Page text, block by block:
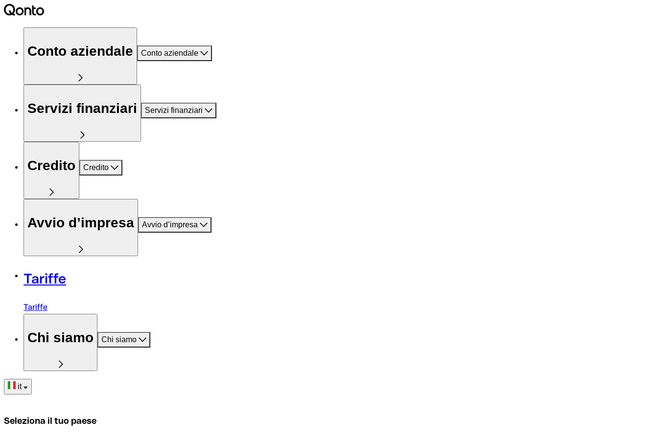
Conto aziendale Conto aziendale
Servizi finanziari Servizi finanziari
Credito Credito
Avvio d’impresa Avvio d’impresa
Tariffe
Tariffe
Chi siamo Chi siamo
it
Seleziona il tuo paese